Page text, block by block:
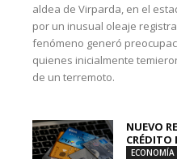
aldea de Virparda, en el
por un inusual oleaje
fenómeno generó
quienes inicialmente
de un terremoto.
NUEVO
CRÉDITO
ECONOMÍA